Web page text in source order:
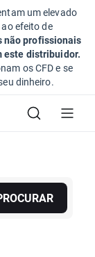
um elevado
efeito de
não profissionais
este distribuidor.
os CFD e se
dinheiro.